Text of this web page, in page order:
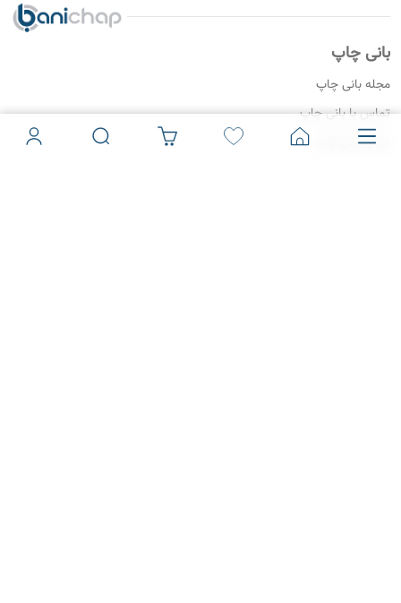
بانی چاپ
مجله بانی چاپ
تماس با بانی چاپ
درباره بانی چاپ